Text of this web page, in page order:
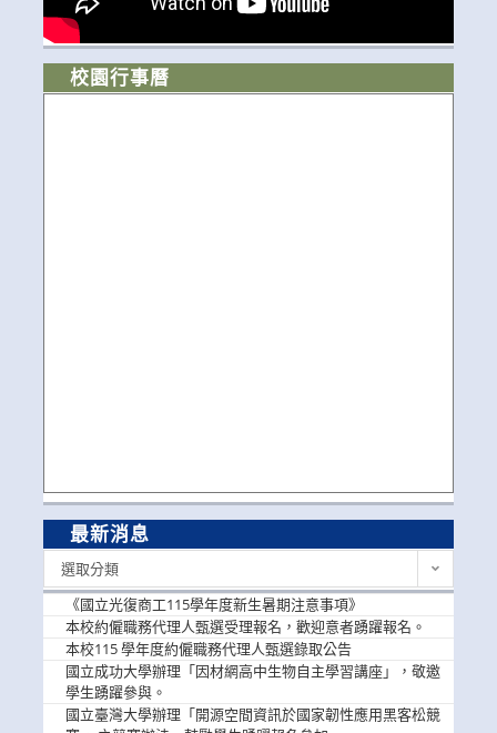
校園行事曆
最新消息
選取分類
《國立光復商工115學年度新生暑期注意事項》
本校約僱職務代理人甄選受理報名，歡迎意者踴躍報名。
本校115 學年度約僱職務代理人甄選錄取公告
國立成功大學辦理「因材網高中生物自主學習講座」，敬邀
學生踴躍參與。
國立臺灣大學辦理「開源空間資訊於國家韌性應用黑客松競